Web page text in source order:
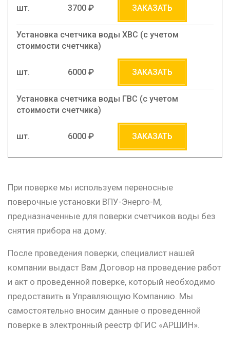
шт. 3700 ₽ ЗАКАЗАТЬ
Установка счетчика воды ХВС (c учетом
стоимости счетчика)
шт. 6000 ₽ ЗАКАЗАТЬ
Установка счетчика воды ГВС (c учетом
стоимости счетчика)
шт. 6000 ₽ ЗАКАЗАТЬ
При поверке мы используем переносные
поверочные установки ВПУ-Энерго-М,
предназначенные для поверки счетчиков воды без
снятия прибора на дому.
После проведения поверки, специалист нашей
компании выдаст Вам Договор на проведение работ
и акт о проведенной поверке, который необходимо
предоставить в Управляющую Компанию. Мы
самостоятельно вносим данные о проведенной
поверке в электронный реестр ФГИС «АРШИН».